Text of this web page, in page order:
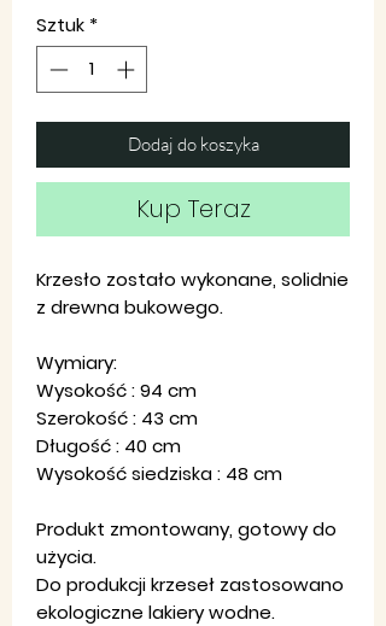
Sztuk *
Dodaj do koszyka
Kup Teraz
Krzesło zostało wykonane, solidnie
z drewna bukowego.
Wymiary:
Wysokość : 94 cm
Szerokość : 43 cm
Długość : 40 cm
Wysokość siedziska : 48 cm
Produkt zmontowany, gotowy do
użycia.
Do produkcji krzeseł zastosowano
ekologiczne lakiery wodne.